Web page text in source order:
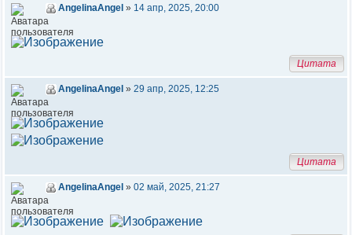
AngelinaAngel » 14 апр, 2025, 20:00
Цитата
AngelinaAngel » 29 апр, 2025, 12:25
Цитата
AngelinaAngel » 02 май, 2025, 21:27